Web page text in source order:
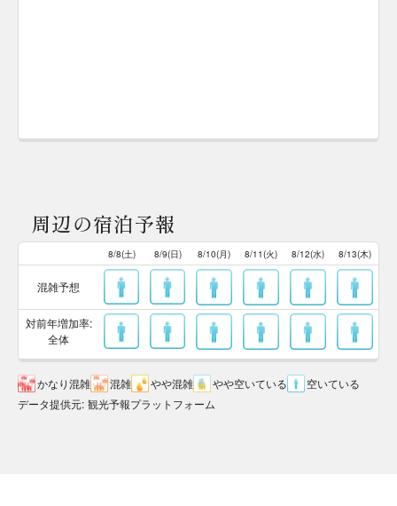
周辺の宿泊予報
8/8(土) 8/9(日) 8/10(月) 8/11(火) 8/12(水) 8/13(木)
混雑予想
対前年増加率:
全体
かなり混雑 混雑 やや混雑 やや空いている
空いている
データ提供元: 観光予報プラットフォーム